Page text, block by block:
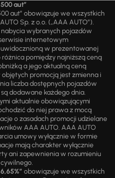
aut”
aut” obowiązuje we wszystkich
Sp. z o.o. („AAA AUTO”).
wybranych pojazdów
internetowym
w prezentowanej
pomiędzy najniższą ceną
a jego aktualną ceną
promocją jest zmienna i
liczba dostępnych pojazdów
dodawane każdego dnia.
aktualnie obowiązującymi
do niej prawa z mocą
o zasadach promocji udzielane
AAA AUTO. AAA AUTO
umowy wyłącznie w formie
mają charakter wyłącznie
ani zapewnienia w rozumieniu
cywilnego.
obowiązuje we wszystkich